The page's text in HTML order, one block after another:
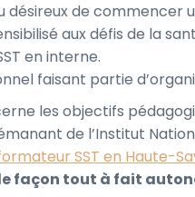
désireux de
aux défis de la
en interne.
faisant partie
les objectifs
de l’Institut
SST en Haute-
façon tout à fait